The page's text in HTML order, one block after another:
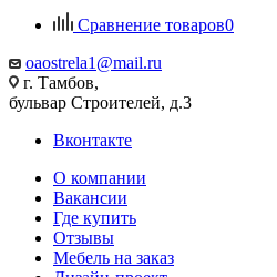
Сравнение товаров0
oaostrela1@mail.ru
г. Тамбов,
бульвар Строителей, д.3
Вконтакте
О компании
Вакансии
Где купить
Отзывы
Мебель на заказ